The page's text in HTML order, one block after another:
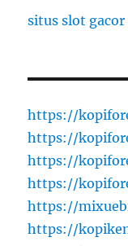
situs slot gacor
https://
https://
https://
https://
https://
https://